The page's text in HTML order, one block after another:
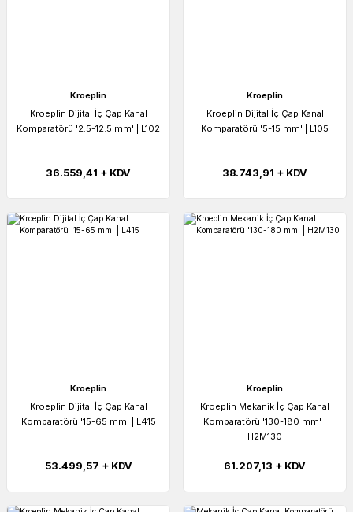
Kroeplin
Kroeplin Dijital İç Çap Kanal
Komparatörü '2.5-12.5 mm' | L102
36.559,41 + KDV
Kroeplin
Kroeplin Dijital İç Çap Kanal
Komparatörü '5-15 mm' | L105
38.743,91 + KDV
Kroeplin
Kroeplin Dijital İç Çap Kanal
Komparatörü '15-65 mm' | L415
53.499,57 + KDV
Kroeplin
Kroeplin Mekanik İç Çap Kanal
Komparatörü '130-180 mm' |
H2M130
61.207,13 + KDV